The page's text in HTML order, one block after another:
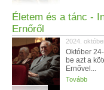
Életem és a tánc -
Ernőről
2024.
Október
be azt a
Ernővel...
Tovább